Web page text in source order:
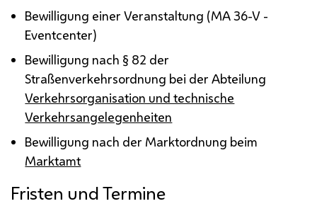
Bewilligung einer Veranstaltung (MA36-V -
Eventcenter)
Bewilligung nach § 82 der
Straßenverkehrsordnung bei der Abteilung
Verkehrsorganisation und technische
Verkehrsangelegenheiten
Bewilligung nach der Marktordnung beim
Marktamt
Fristen und Termine